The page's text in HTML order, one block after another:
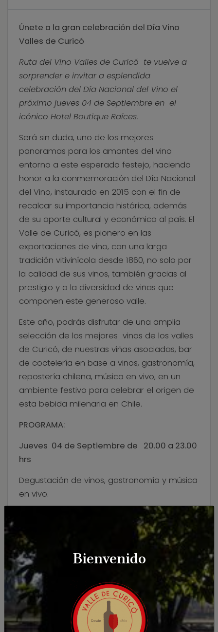
Bienvenido
Únete a la gran celebración del Día Vino
Valles de Curicó
Ruta del Vino Valles de Curicó te vuelve a
sorprender e invitar a esplendida
celebración del Día Nacional del Vino el
próximo jueves 04 de Septiembre en el
icónico Hotel Boutique Raíces.
Será sin duda, uno de los mejores
panoramas para los amantes del vino
entorno a este esperado festejo, haciendo
honor a la conmemoración del Día Nacional
del Vino, instaurado en 2015 con el fin de
recalcar su importancia histórica, además
de su aporte cultural y económico al país. El
Valle de Curicó, es pionero en las
exportaciones de vino, con una larga
tradición vitivinícola desde 1860, no solo por
la calidad de sus vinos, también gracias al
prestigio y a la diversidad de viñas que
componen este generoso valle.
Este año, podrás disfrutar de una amplia
selección de los mejores vinos de los valles
de Curicó, de nuestras viñas asociadas, bar
de coctelería en base a vinos, gastronomía,
repostería chilena, música en vivo, en un
ambiente festivo para celebrar el origen de
esta bebida milenaria en Chile.
PROGRAMA:
Jueves 04 de Septiembre de 20.00 a 23.00
hrs
Degustación de vinos, gastronomía y música
en vivo.